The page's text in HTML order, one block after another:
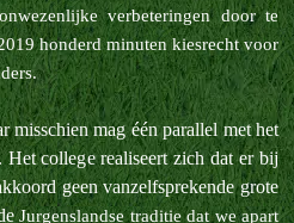
verbeteringen door te
honderd minuten kiesrecht voor
misschien mag één parallel met het
college realiseert zich dat er bij
geen vanzelfsprekende grote
Jurgenslandse traditie dat we apart